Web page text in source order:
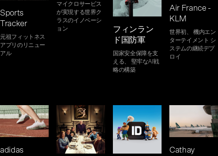
Sports
Tracker
元祖フィットネス
アプリのリニュー
アル
マイクロサービス
が実現する世界ク
ラスのイノベーシ
ョン
フィンラン
ド国防軍
国家安全保障を支
える、 堅牢なAI戦
略の構築
Air France -
KLM
世界初、 機内エン
ターテイメント シ
ステムの継続デプ
ロイ
adidas
Cathay